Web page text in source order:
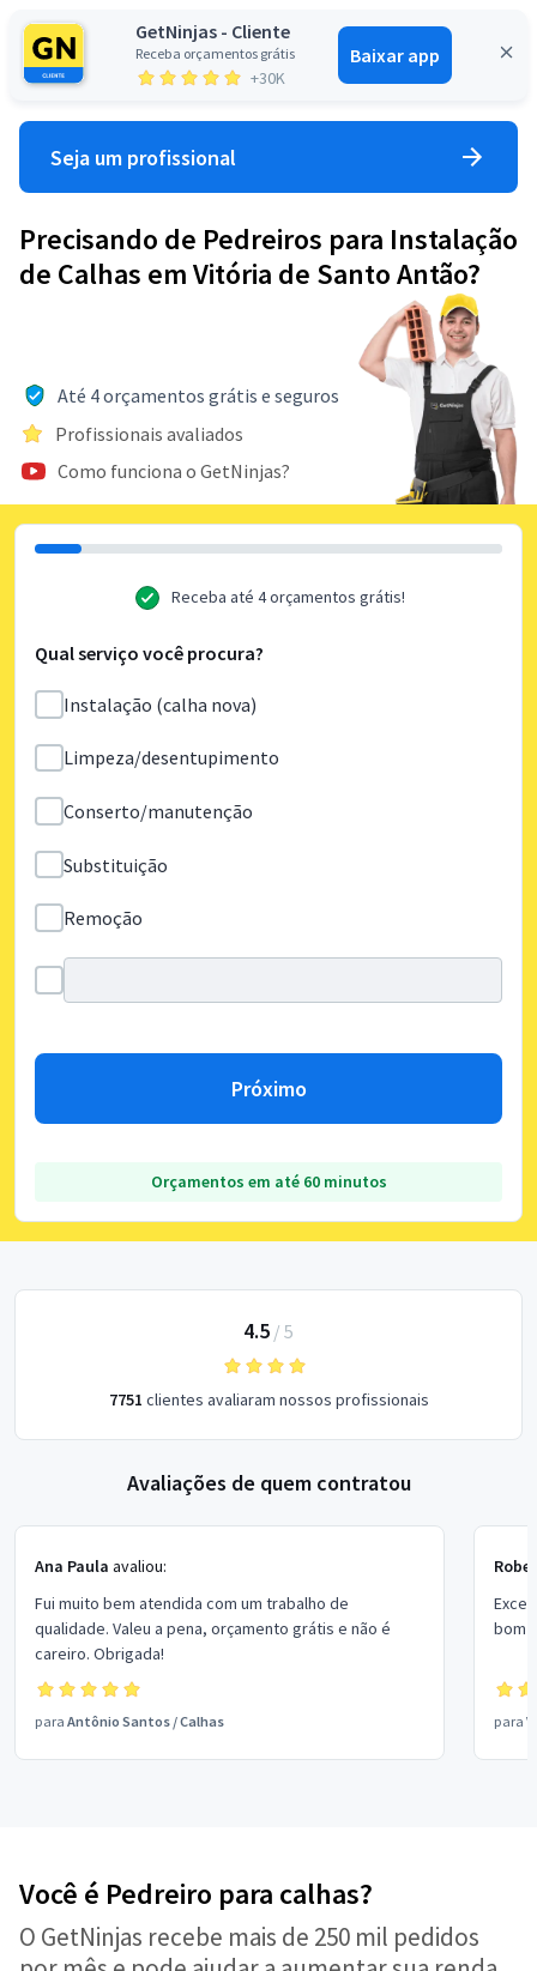
GetNinjas - Cliente
Receba orçamentos grátis
+30K
Baixar app
Entrar
Seja um profissional
Precisando de Pedreiros para Instalação
de Calhas em Vitória de Santo Antão?
Até 4 orçamentos grátis e seguros
Profissionais avaliados
Como funciona o GetNinjas?
Receba até 4 orçamentos grátis!
Qual serviço você procura?
Instalação (calha nova)
Limpeza/desentupimento
Conserto/manutenção
Substituição
Remoção
Próximo
Orçamentos em até 60 minutos
4.5 / 5
7751 clientes avaliaram nossos profissionais
Avaliações de quem contratou
Ana Paula avaliou:
Fui muito bem atendida com um trabalho de
qualidade. Valeu a pena, orçamento grátis e não é
careiro. Obrigada!
para Antônio Santos /Calhas
bom
para
Você é Pedreiro para calhas?
O GetNinjas recebe mais de 250 mil pedidos